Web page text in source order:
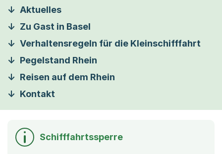
Aktuelles
Zu Gast in Basel
Verhaltensregeln für die Kleinschifffahrt
Pegelstand Rhein
Reisen auf dem Rhein
Kontakt
Schifffahrtssperre